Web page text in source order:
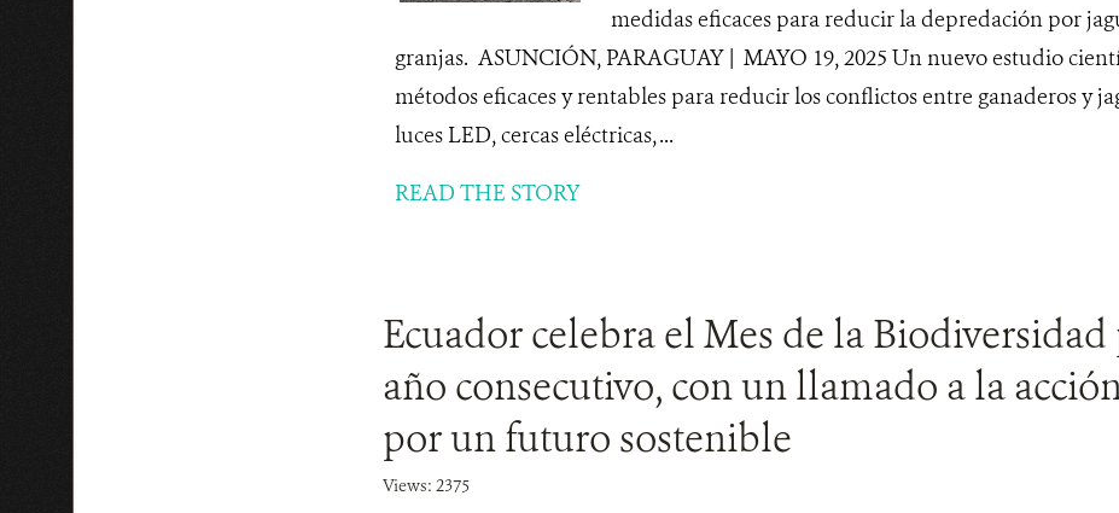
medidas eficaces para reducir la depredación por
granjas. ASUNCIÓN, PARAGUAY | MAYO 19, 2025 Un nuevo estudio
métodos eficaces y rentables para reducir los conflictos entre ganaderos y
luces LED, cercas eléctricas, ...
READ THE STORY
Ecuador celebra el Mes de la
año consecutivo, con un llamado a la
por un futuro sostenible
Views: 2375